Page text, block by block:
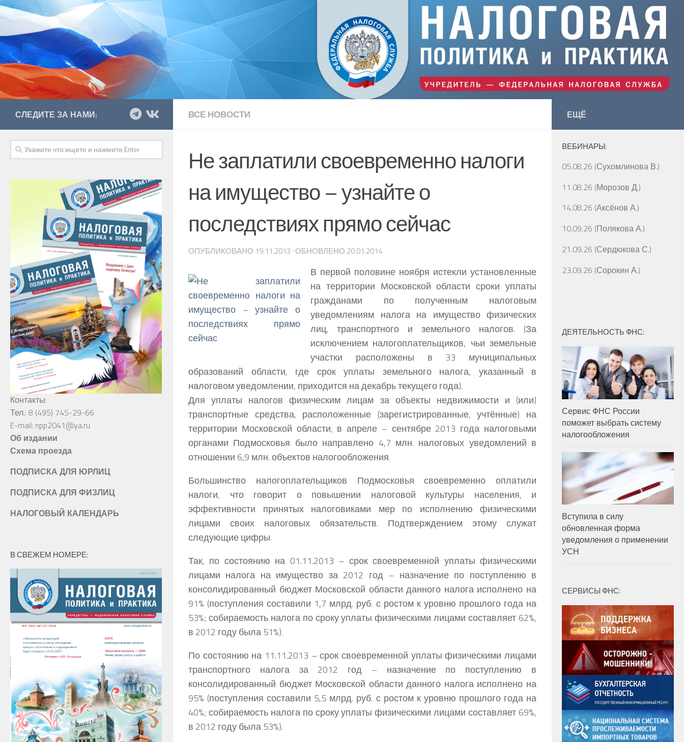
ВСЕ НОВОСТИ
Не заплатили своевременно налоги
на имущество – узнайте о
последствиях прямо сейчас
ОПУБЛИКОВАНО 19.11.2013 · ОБНОВЛЕНО 20.01.2014
В первой половине ноября истекли установленные
на территории Московской области сроки уплаты
гражданами по полученным налоговым
уведомлениям налога на имущество физических
лиц, транспортного и земельного налогов. (За
исключением налогоплательщиков, чьи земельные
участки расположены в 33 муниципальных
образований области, где срок уплаты земельного налога, указанный в
налоговом уведомлении, приходится на декабрь текущего года).
Для уплаты налогов физическим лицам за объекты недвижимости и (или)
транспортные средства, расположенные (зарегистрированные, учтённые) на
территории Московской области, в апреле – сентябре 2013 года налоговыми
органами Подмосковья было направлено 4,7 млн. налоговых уведомлений в
отношении 6,9 млн. объектов налогообложения.
Большинство налогоплательщиков Подмосковья своевременно оплатили
налоги, что говорит о повышении налоговой культуры населения, и
эффективности принятых налоговиками мер по исполнению физическими
лицами своих налоговых обязательств. Подтверждением этому служат
следующие цифры.
Так, по состоянию на 01.11.2013 – срок своевременной уплаты физическими
лицами налога на имущество за 2012 год – назначение по поступлению в
консолидированный бюджет Московской области данного налога исполнено на
91% (поступления составили 1,7 млрд. руб. с ростом к уровню прошлого года на
53%; собираемость налога по сроку уплаты физическими лицами составляет 62%,
в 2012 году была 51%).
По состоянию на 11.11.2013 – срок своевременной уплаты физическими лицами
транспортного налога за 2012 год – назначение по поступлению в
консолидированный бюджет Московской области данного налога исполнено на
95% (поступления составили 5,5 млрд. руб. с ростом к уровню прошлого года на
40%; собираемость налога по сроку уплаты физическими лицами составляет 69%,
в 2012 году была 53%).
СЛЕДИТЕ ЗА НАМИ:
Контакты:
Тел.: 8 (495) 745-29-66
E-mail: npp2041@ya.ru
Об издании
Схема проезда
ПОДПИСКА ДЛЯ ЮРЛИЦ
ПОДПИСКА ДЛЯ ФИЗЛИЦ
НАЛОГОВЫЙ КАЛЕНДАРЬ
В СВЕЖЕМ НОМЕРЕ:
ЕЩЁ
ВЕБИНАРЫ:
05.08.26 (Сухомлинова В.)
11.08.26 (Морозов Д.)
14.08.26 (Аксёнов А.)
10.09.26 (Полякова А.)
21.09.26 (Сердюкова С.)
23.09.26 (Сорокин А.)
ДЕЯТЕЛЬНОСТЬ ФНС:
Сервис ФНС России
поможет выбрать систему
налогообложения
Вступила в силу
обновленная форма
уведомления о применении
УСН
СЕРВИСЫ ФНС: